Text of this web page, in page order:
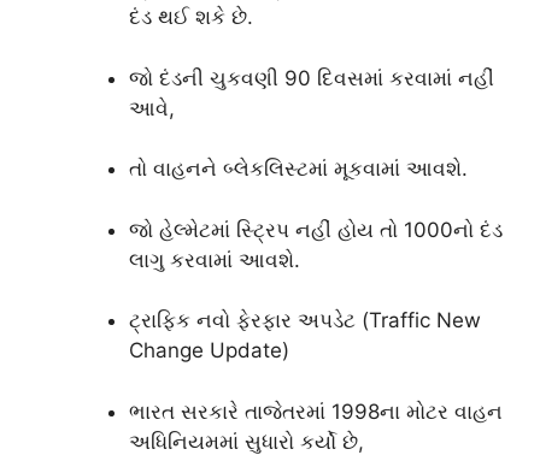
દંડ થઈ શકે છે.
જો દંડની ચુકવણી 90 દિવસમાં કરવામાં નહીં
આવે,
તો વાહનને બ્લેકલિસ્ટમાં મૂકવામાં આવશે.
જો હેલ્મેટમાં સ્ટ્રિપ નહીં હોય તો 1000નો દંડ
લાગુ કરવામાં આવશે.
ટ્રાફિક નવો ફેરફાર અપડેટ (Traffic New
Change Update)
ભારત સરકારે તાજેતરમાં 1998ના મોટર વાહન
અધિનિયમમાં સુધારો કર્યો છે,